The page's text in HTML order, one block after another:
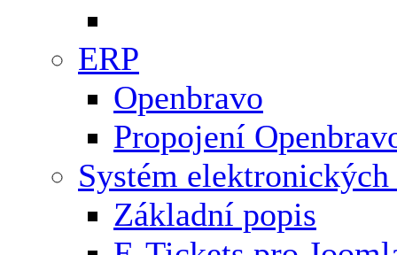
ERP
Openbravo
Propojení
Systém elektronických
Základní popis